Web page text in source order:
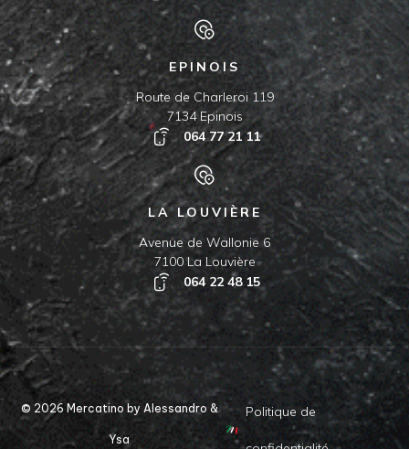
EPINOIS
Route de Charleroi 119
7134 Epinois
064 77 21 11
LA LOUVIÈRE
Avenue de Wallonie 6
7100 La Louvière
064 22 48 15
© 2026 Mercatino by Alessandro &
Ysa
Politique de